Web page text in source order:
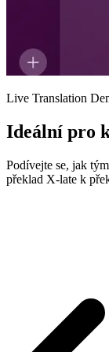
Live Translation
Ideální pro
Podívejte se, jak
překlad X-late k